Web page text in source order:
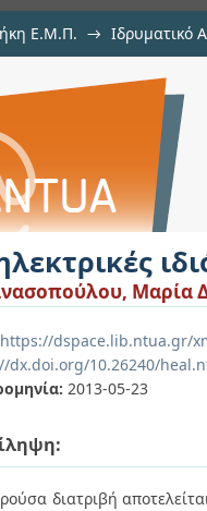
Ε.Μ.Π. → Ιδρυματικό
υλικών
Μαρία
https://dspace.lib.ntua.gr/
dx.doi.org/10.26240/
2013-05-23
διατριβή